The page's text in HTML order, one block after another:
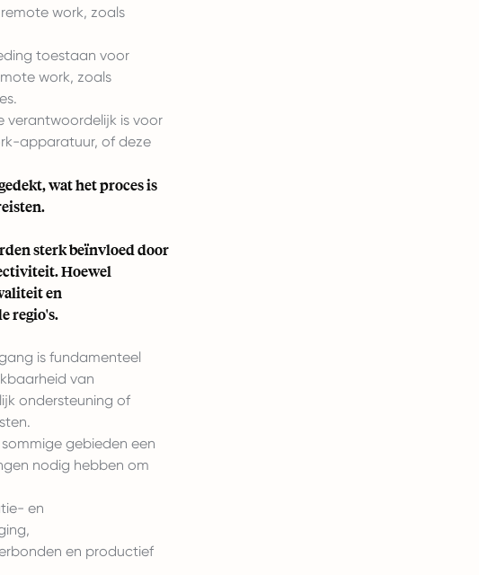
work, zoals
toestaan voor
work, zoals
verantwoordelijk is voor
apparatuur, of deze
wat het proces is
sterk beïnvloed door
Hoewel
en
regio's.
is fundamenteel
van
ondersteuning of
gebieden een
nodig hebben om
en
en productief